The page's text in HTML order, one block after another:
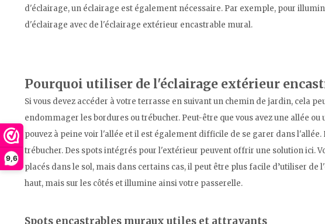
9,6
d'éclairage, un éclairage est également nécessaire. Par exemple, pour
d'éclairage avec de l'éclairage extérieur encastrable mural.
Pourquoi utiliser de l'éclairage extérieur
Si vous devez accéder à votre terrasse en suivant un chemin de jardin, cela
endommager les bordures ou trébucher. Peut-être que vous avez une allée
pouvez à peine voir l'allée et il est également difficile de se garer dans l'allée.
trébucher. Des spots intégrés pour l'extérieur peuvent offrir une solution ici.
placés dans le sol, mais dans certains cas, il peut être plus facile d’utiliser
haut, mais sur les côtés et illumine ainsi votre passerelle.
Spots encastrables muraux utiles et attrayants